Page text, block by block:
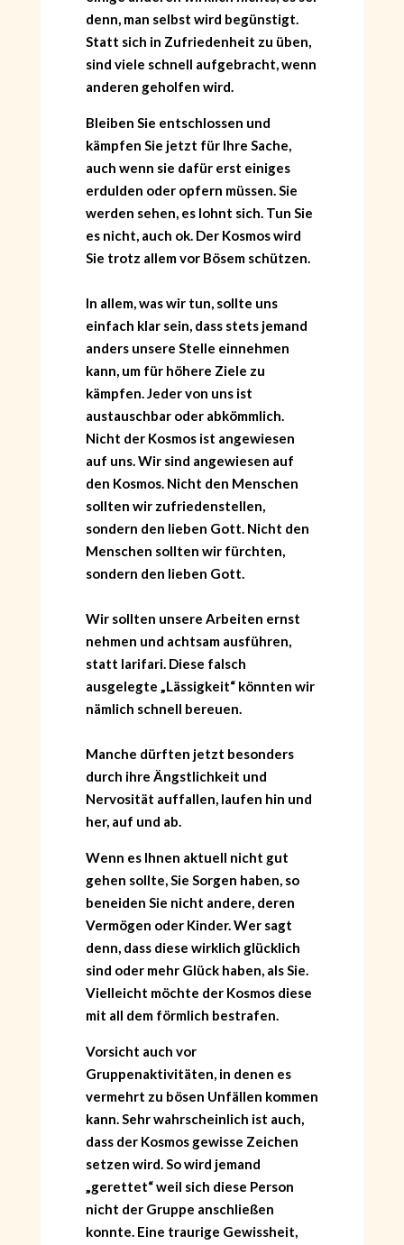
denn, man selbst wird begünstigt.
Statt sich in Zufriedenheit zu üben,
sind viele schnell aufgebracht, wenn
anderen geholfen wird.
Bleiben Sie entschlossen und
kämpfen Sie jetzt für Ihre Sache,
auch wenn sie dafür erst einiges
erdulden oder opfern müssen. Sie
werden sehen, es lohnt sich. Tun Sie
es nicht, auch ok. Der Kosmos wird
Sie trotz allem vor Bösem schützen.
In allem, was wir tun, sollte uns
einfach klar sein, dass stets jemand
anders unsere Stelle einnehmen
kann, um für höhere Ziele zu
kämpfen. Jeder von uns ist
austauschbar oder abkömmlich.
Nicht der Kosmos ist angewiesen
auf uns. Wir sind angewiesen auf
den Kosmos. Nicht den Menschen
sollten wir zufriedenstellen,
sondern den lieben Gott. Nicht den
Menschen sollten wir fürchten,
sondern den lieben Gott.
Wir sollten unsere Arbeiten ernst
nehmen und achtsam ausführen,
statt larifari. Diese falsch
ausgelegte „Lässigkeit“ könnten wir
nämlich schnell bereuen.
Manche dürften jetzt besonders
durch ihre Ängstlichkeit und
Nervosität auffallen, laufen hin und
her, auf und ab.
Wenn es Ihnen aktuell nicht gut
gehen sollte, Sie Sorgen haben, so
beneiden Sie nicht andere, deren
Vermögen oder Kinder. Wer sagt
denn, dass diese wirklich glücklich
sind oder mehr Glück haben, als Sie.
Vielleicht möchte der Kosmos diese
mit all dem förmlich bestrafen.
Vorsicht auch vor
Gruppenaktivitäten, in denen es
vermehrt zu bösen Unfällen kommen
kann. Sehr wahrscheinlich ist auch,
dass der Kosmos gewisse Zeichen
setzen wird. So wird jemand
„gerettet“ weil sich diese Person
nicht der Gruppe anschließen
konnte. Eine traurige Gewissheit,